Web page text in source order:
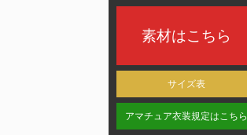
素材はこちら
サイズ表
アマチュア衣装規定はこちら